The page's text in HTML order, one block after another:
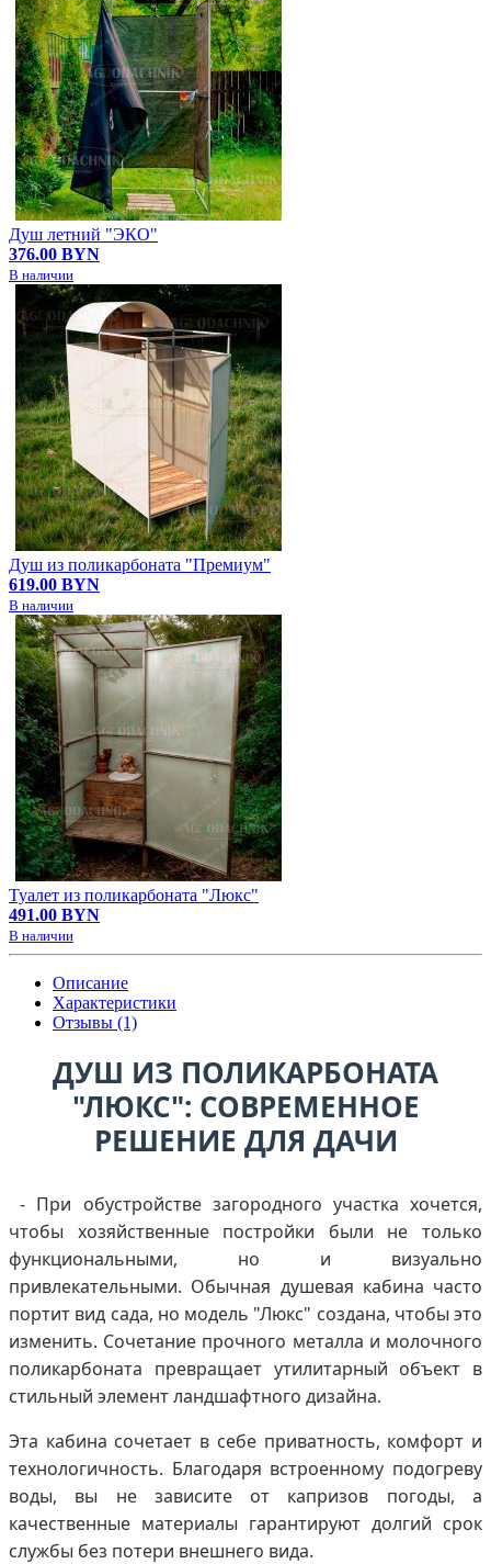
Душ летний "ЭКО"
376.00 BYN
В наличии
Душ из поликарбоната "Премиум"
619.00 BYN
В наличии
Туалет из поликарбоната "Люкс"
491.00 BYN
В наличии
Описание
Характеристики
Отзывы (1)
ДУШ ИЗ ПОЛИКАРБОНАТА
"ЛЮКС": СОВРЕМЕННОЕ
РЕШЕНИЕ ДЛЯ ДАЧИ
- При обустройстве загородного участка хочется,
чтобы хозяйственные постройки были не только
функциональными, но и визуально
привлекательными. Обычная душевая кабина часто
портит вид сада, но модель "Люкс" создана, чтобы это
изменить. Сочетание прочного металла и молочного
поликарбоната превращает утилитарный объект в
стильный элемент ландшафтного дизайна.
Эта кабина сочетает в себе приватность, комфорт и
технологичность. Благодаря встроенному подогреву
воды, вы не зависите от капризов погоды, а
качественные материалы гарантируют долгий срок
службы без потери внешнего вида.